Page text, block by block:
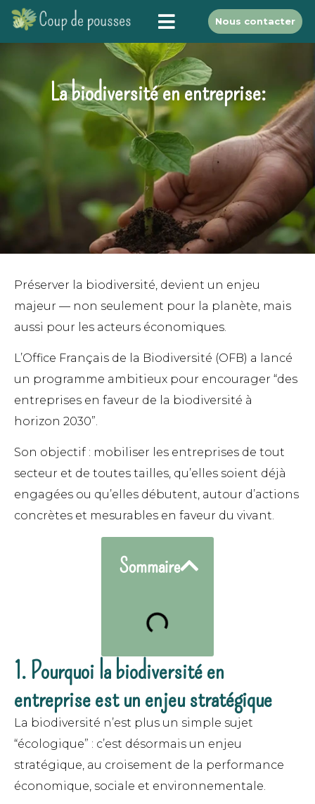
Nous contacter
La biodiversité en entreprise:
Préserver la biodiversité, devient un enjeu
majeur — non seulement pour la planète, mais
aussi pour les acteurs économiques.
L’Office Français de la Biodiversité (OFB) a lancé
un programme ambitieux pour encourager “des
entreprises en faveur de la biodiversité à
horizon 2030”.
Son objectif : mobiliser les entreprises de tout
secteur et de toutes tailles, qu’elles soient déjà
engagées ou qu’elles débutent, autour d’actions
concrètes et mesurables en faveur du vivant.
Sommaire
1. Pourquoi la biodiversité en
entreprise est un enjeu stratégique
La biodiversité n’est plus un simple sujet
“écologique” : c’est désormais un enjeu
stratégique, au croisement de la performance
économique, sociale et environnementale.